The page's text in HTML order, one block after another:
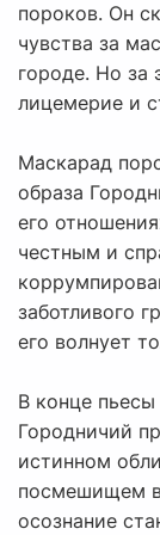
пороков. Он
чувства за
городе. Но за
лицемерие и
Маскарад
образа
его
честным и
заботливого
его волнует
В конце
Городничий
истинном
посмешищем в
осознание